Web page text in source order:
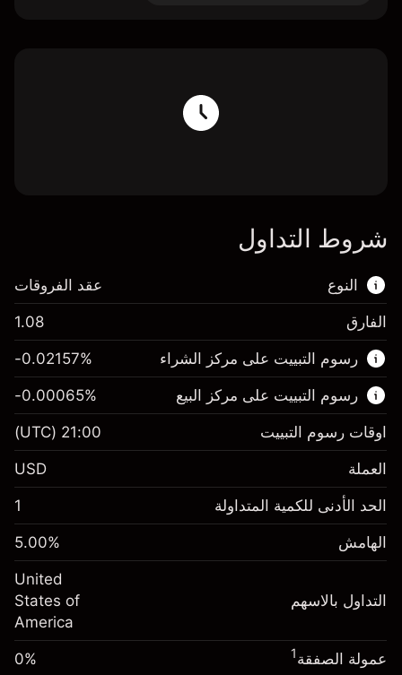
شروط التداول
النوع
هذا السوق المالي متاح للتداول من خلال عقود
الفروقات.
اعرف المزيد عن:
عقود الفروقات
عقد الفروقات
الفارق 1.08
رسوم التبييت على مركز الشراء
الهامش. استثمارك $1,000.00
-0.021568
%
(-$4.31)
المال من الرافعة المالية ~
الذهاب إلى المنصة
-0.02157%
رسوم التبييت على مركز البيع
الهامش. استثمارك $1,000.00
-0.000654
%
(-$0.13)
المال من الرافعة المالية ~$19,000.00
-0.00065%
اوقات رسوم التبييت 21:00
(UTC)
العملة USD
الحد الأدنى للكمية المتداولة 1
الهامش 5.00%
التداول بالاسهم
United
States of
America
عمولة الصفقة1
0%